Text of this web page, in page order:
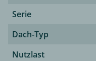
Serie
Dach-Typ
Nutzlast